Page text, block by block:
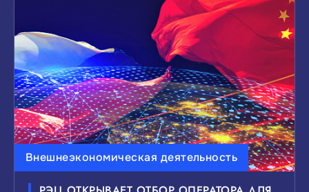
Внешнеэкономическая деятельность